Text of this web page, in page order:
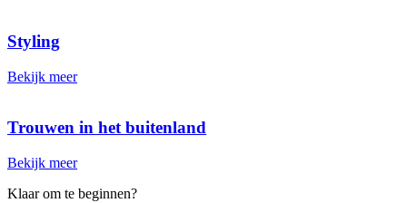
Klaar om te beginnen?